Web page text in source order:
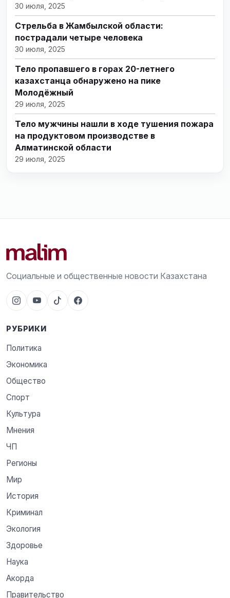
30 июля, 2025
Стрельба в Жамбылской области:
пострадали четыре человека
30 июля, 2025
Тело пропавшего в горах 20-летнего
казахстанца обнаружено на пике
Молодёжный
29 июля, 2025
Тело мужчины нашли в ходе тушения пожара
на продуктовом производстве в
Алматинской области
29 июля, 2025
Социальные и общественные новости Казахстана
РУБРИКИ
Политика
Экономика
Общество
Спорт
Культура
Мнения
ЧП
Регионы
Мир
История
Криминал
Экология
Здоровье
Наука
Акорда
Правительство